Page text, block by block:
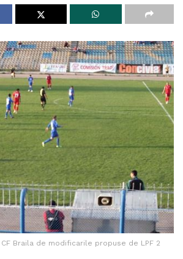
Braila de modificarile propuse de LPF 2